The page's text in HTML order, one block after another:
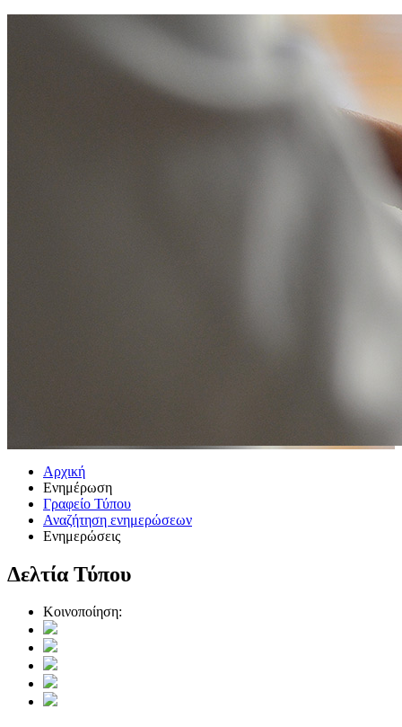
Αρχική
Ενημέρωση
Γραφείο Τύπου
Αναζήτηση ενημερώσεων
Ενημερώσεις
Δελτία Τύπου
Κοινοποίηση: